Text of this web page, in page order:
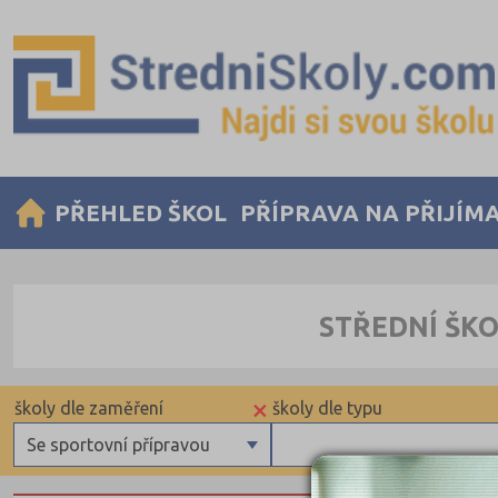
PŘEHLED ŠKOL PŘÍPRAVA NA
STŘEDNÍ
školy dle typu
×
Se sportovní přípravou
školy dle zaměření